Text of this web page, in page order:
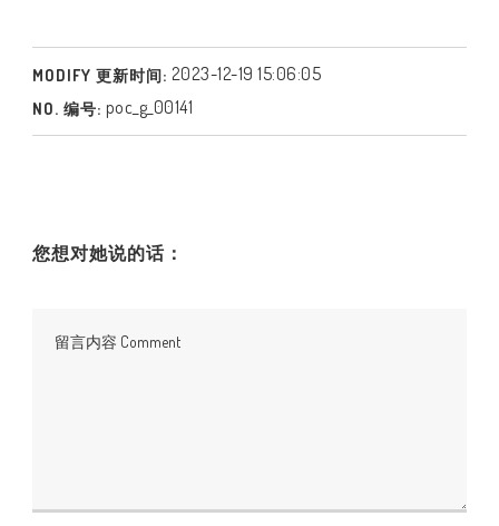
MODIFY 更新时间: 2023-12-19 15:06:05
NO. 编号: poc_g_00141
您想对她说的话：